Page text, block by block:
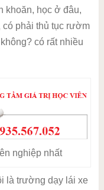
khoăn, học ở đâu,
có phải thủ tục rườm
có rất nhiều
nghiệp nhất
là trường dạy lái xe